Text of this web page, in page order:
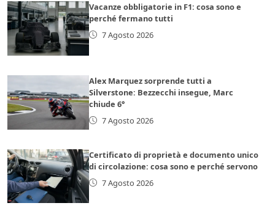
Vacanze obbligatorie in F1: cosa sono e
perché fermano tutti
7 Agosto 2026
Alex Marquez sorprende tutti a
Silverstone: Bezzecchi insegue, Marc
chiude 6°
7 Agosto 2026
Certificato di proprietà e documento unico
di circolazione: cosa sono e perché servono
7 Agosto 2026